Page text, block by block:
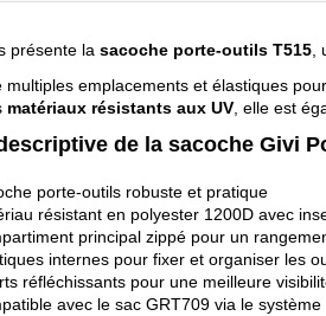
présente la sacoche porte-outils T515
multiples emplacements et élastiques
matériaux résistants aux UV, elle est
de la sacoche Givi
porte-outils robuste et pratique
résistant en polyester 1200D avec
principal zippé pour un
internes pour fixer et organiser les
réfléchissants pour une meilleure
avec le sac GRT709 via le système